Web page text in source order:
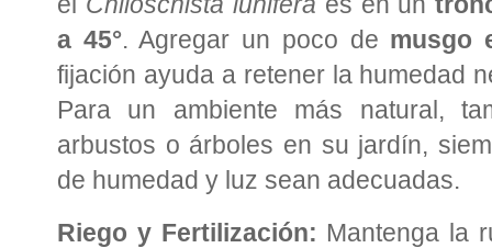
a 45°. Agregar un poco de musgo
fijación ayuda a retener la humedad
Para un ambiente más natural,
arbustos o árboles en su jardín,
de humedad y luz sean adecuadas.
Riego y Fertilización: Mantenga la